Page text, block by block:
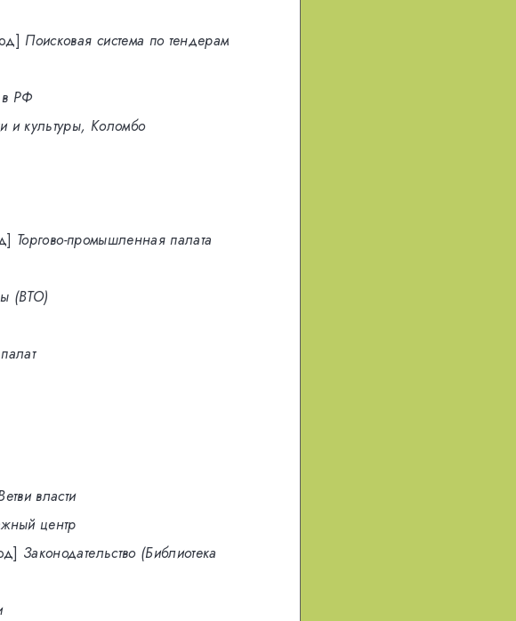
Поисковая система по тендерам
в РФ
и культуры, Коломбо
Торгово-промышленная палата
(ВТО)
власти
центр
Законодательство (Библиотека